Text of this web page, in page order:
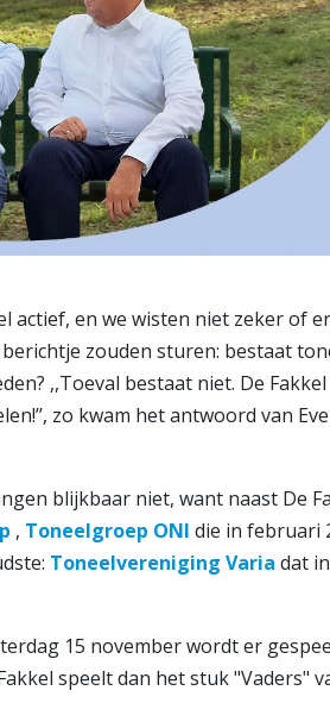
actief, en we wisten niet zeker of
zouden sturen: bestaat
,,Toeval bestaat niet. De
zo kwam het antwoord van
blijkbaar niet, want naast De
, Toneelgroep ONI die in februari
Toneelvereniging Varia dat
15 november wordt er
speelt dan het stuk "Vaders"